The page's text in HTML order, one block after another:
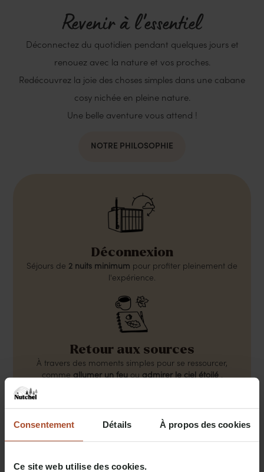
Consentement Détails À propos des cookies
Ce site web utilise des cookies.
Revenir à l'essentiel
Déconnectez du quotidien pendant quelques jours et
renouez avec la nature et vos proches.
Redécouvrez la joie des choses simples dans une cabane
cosy nichée en pleine nature.
Une belle aventure vous attend !
NOTRE PHILOSOPHIE
Déconnexion
Séjours de 2 nuits minimum pour profiter pleinement de
l'expérience.
Retour aux sources
À travers des moments simples pour se ressourcer,
commeallumer un feuouadmirer le ciel étoilé.
Nos domaines sont conçus pour encourager l'interaction.